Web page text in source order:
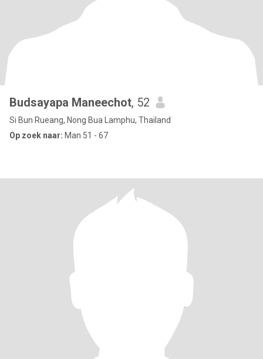
Budsayapa Maneechot, 52
Si Bun Rueang, Nong Bua Lamphu, Thailand
Op zoek naar: Man 51 - 67